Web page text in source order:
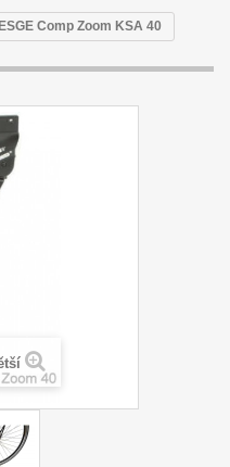
ESGE Comp Zoom KSA 40